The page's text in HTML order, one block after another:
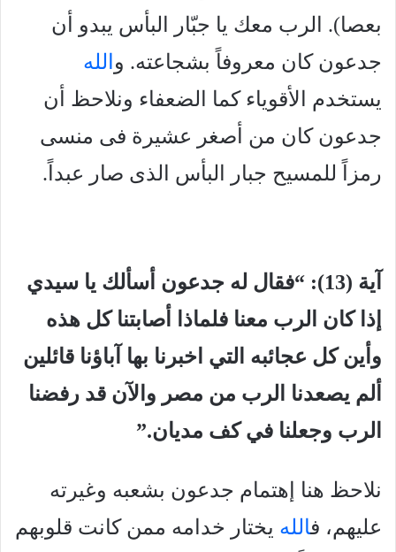
بعصا). الرب معك يا جبّار البأس يبدو أن
جدعون كان معروفاً بشجاعته. و الله
يستخدم الأقوياء كما الضعفاء ونلاحظ أن
جدعون كان من أصغر عشيرة فى منسى
رمزاً للمسيح جبار البأس الذى صار عبداً.
آية (13): “فقال له جدعون أسألك يا سيدي
إذا كان الرب معنا فلماذا أصابتنا كل هذه
وأين كل عجائبه التي اخبرنا بها آباؤنا قائلين
ألم يصعدنا الرب من مصر والآن قد رفضنا
الرب وجعلنا في كف مديان.”
نلاحظ هنا إهتمام جدعون بشعبه وغيرته
عليهم، فالله يختار خدامه ممن كانت قلوبهم